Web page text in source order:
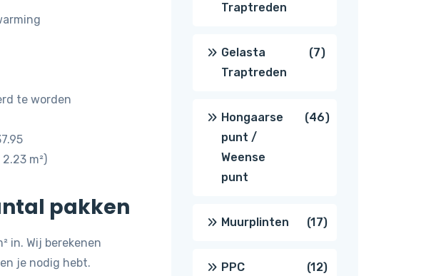
te worden
m²)
pakken
in. Wij berekenen
je nodig hebt.
Traptreden
Gelasta
Traptreden
77
Hongaarse
punt /
Weense
punt
4646
Muurplinten 1717
producten
PPC
1212